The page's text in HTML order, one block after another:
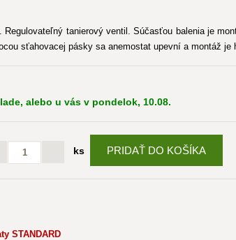
Regulovateľný tanierový ventil. Súčasťou balenia je
sťahovacej pásky sa anemostat upevní a montáž je
alebo u vás v pondelok, 10.08.
ks PRIDAŤ DO KOŠÍKA
STANDARD